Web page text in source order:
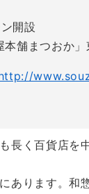
開設
舗まつおか
長く百貨店
あります。和